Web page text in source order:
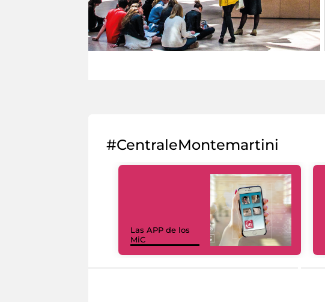
#CentraleMontemartini
Las APP de los
MiC